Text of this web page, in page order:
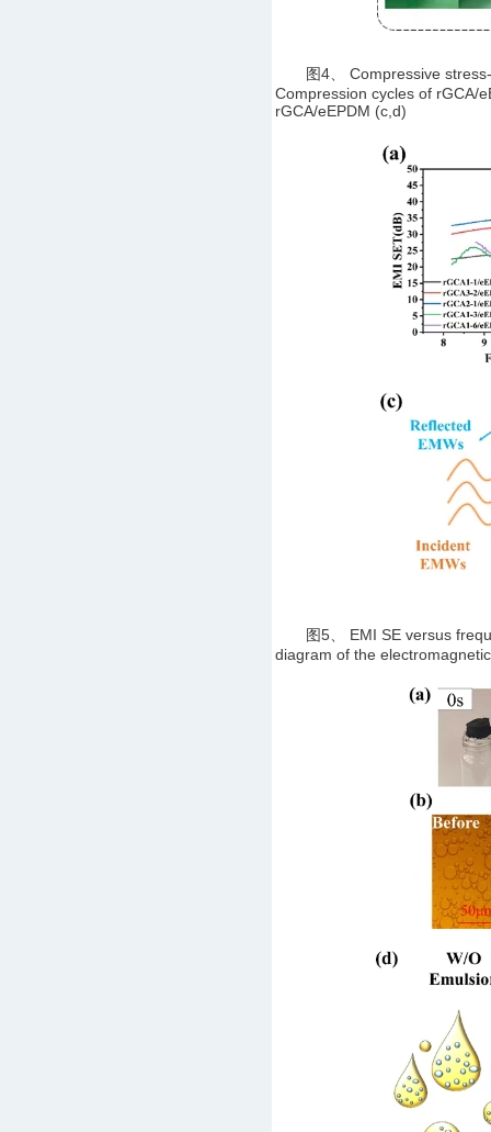
图4、 Compressive stress-
Compression cycles of rGCA/
rGCA/eEPDM (c,d)
图5、 EMI SE versus
diagram of the